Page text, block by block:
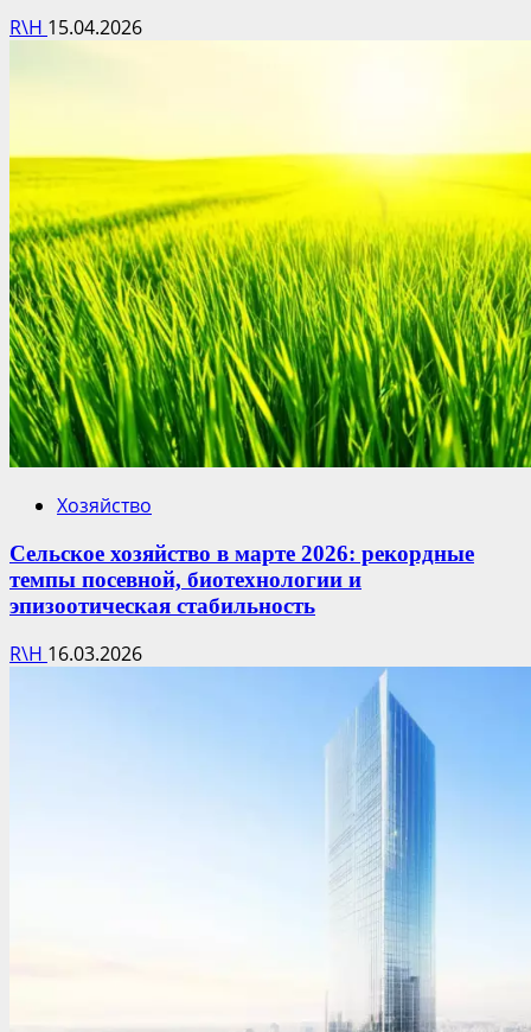
R\H 15.04.2026
Хозяйство
Сельское хозяйство в марте 2026: рекордные
темпы посевной, биотехнологии и
эпизоотическая стабильность
R\H 16.03.2026